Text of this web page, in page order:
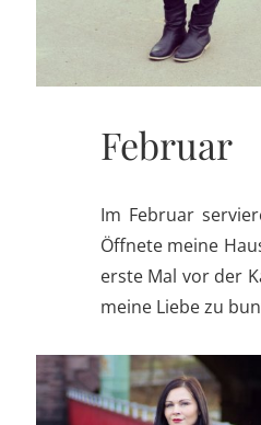
Februar
Im Februar
Öffnete meine
erste Mal vor der
meine Liebe zu